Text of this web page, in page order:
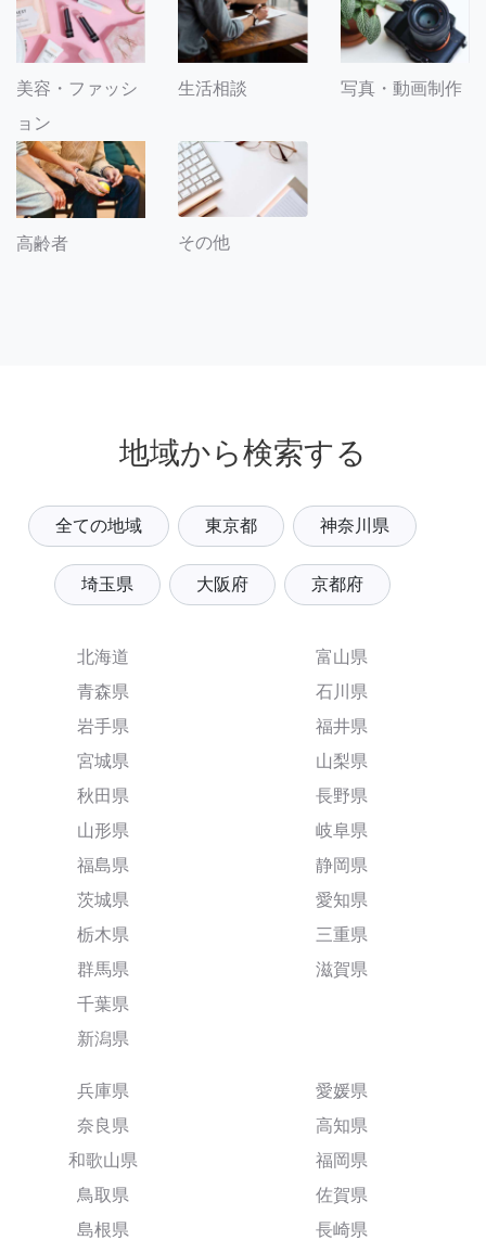
美容・ファッシ
ョン
生活相談 写真・動画制作
高齢者 その他
地域から検索する
全ての地域 東京都 神奈川県
埼玉県 大阪府 京都府
北海道
青森県
岩手県
宮城県
秋田県
山形県
福島県
茨城県
栃木県
群馬県
千葉県
新潟県
富山県
石川県
福井県
山梨県
長野県
岐阜県
静岡県
愛知県
三重県
滋賀県
兵庫県
奈良県
和歌山県
鳥取県
島根県
愛媛県
高知県
福岡県
佐賀県
長崎県